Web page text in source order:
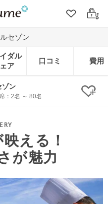
クリップ
ログ
セゾン
ダル
ア
口コミ 費用
ン
：2名 ～ 80名 ク
える！
が魅力